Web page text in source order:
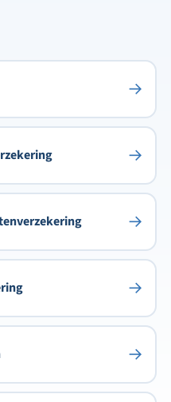
→
→
verzekering →
→
→